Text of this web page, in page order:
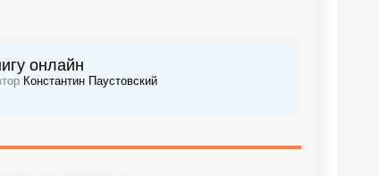
онлайн
Константин Паустовский